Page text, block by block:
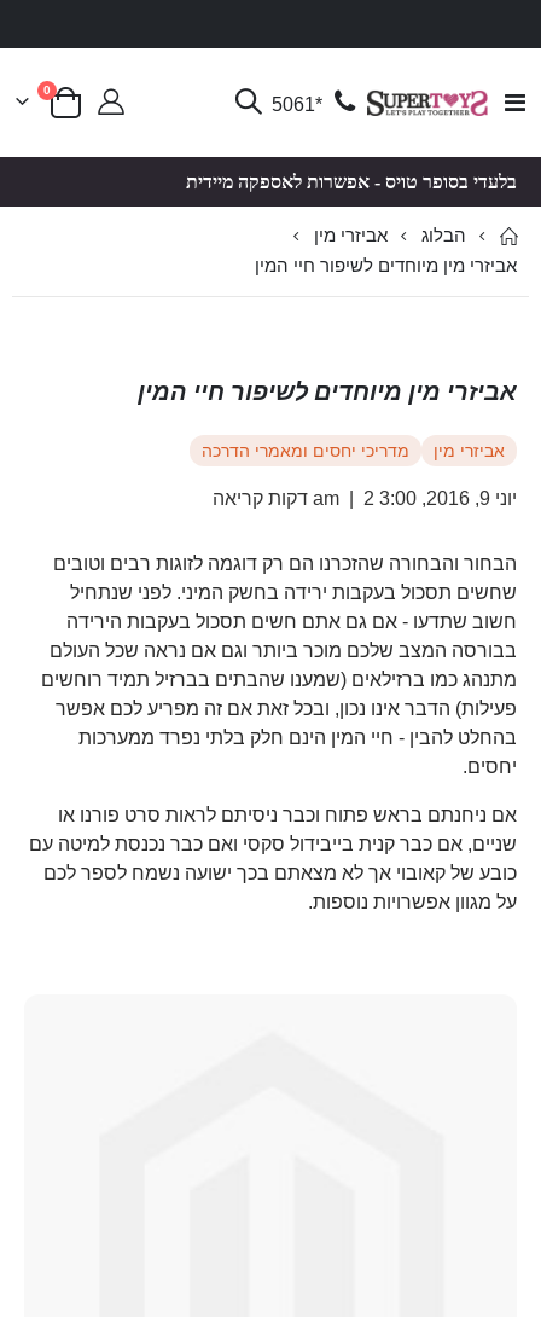
Toggle
*5061 סל קניות
0פריטים
בלעדי בסופר טויס - אפשרות לאספקה מיידית
הבלוג
אביזרי מין
אביזרי מין מיוחדים לשיפור חיי המין
אביזרי מין מיוחדים לשיפור חיי המין
אביזרי מין מדריכי יחסים ומאמרי הדרכה
יוני 9, 2016, 3:00 am 2 דקות קריאה
הבחור והבחורה שהזכרנו הם רק דוגמה לזוגות רבים וטובים
שחשים תסכול בעקבות ירידה בחשק המיני. לפני שנתחיל
חשוב שתדעו - אם גם אתם חשים תסכול בעקבות הירידה
בבורסה המצב שלכם מוכר ביותר וגם אם נראה שכל העולם
מתנהג כמו ברזילאים (שמענו שהבתים בברזיל תמיד רוחשים
פעילות) הדבר אינו נכון, ובכל זאת אם זה מפריע לכם אפשר
בהחלט להבין - חיי המין הינם חלק בלתי נפרד ממערכות
יחסים.
אם ניחנתם בראש פתוח וכבר ניסיתם לראות סרט פורנו או
שניים, אם כבר קנית בייבידול סקסי ואם כבר נכנסת למיטה עם
כובע של קאובוי אך לא מצאתם בכך ישועה נשמח לספר לכם
על מגוון אפשרויות נוספות.